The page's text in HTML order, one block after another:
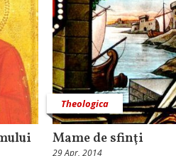
Theologica
Mame de sfinţi
29 Apr, 2014